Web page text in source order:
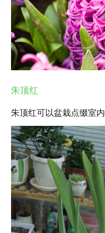
朱顶红
朱顶红可以盆栽点缀室